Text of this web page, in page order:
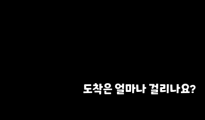
도착은 얼마나 걸리나요?